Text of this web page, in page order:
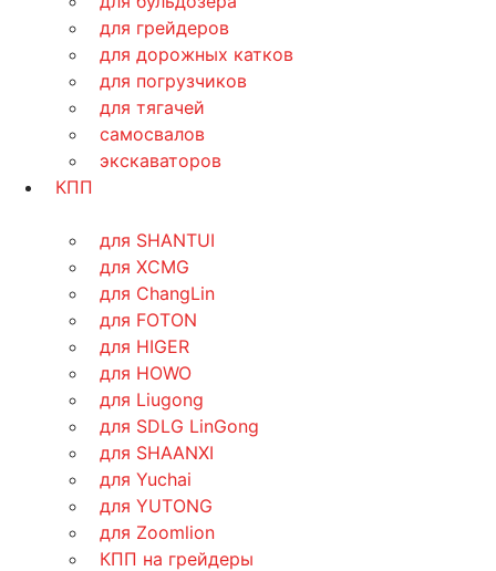
для грейдеров
для дорожных катков
для погрузчиков
для тягачей
самосвалов
экскаваторов
КПП
для SHANTUI
для XCMG
для ChangLin
для FOTON
для HIGER
для HOWO
для Liugong
для SDLG LinGong
для SHAANXI
для Yuchai
для YUTONG
для Zoomlion
КПП на грейдеры